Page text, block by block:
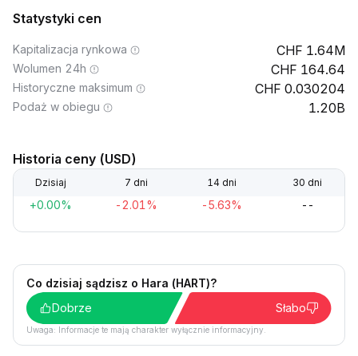
Statystyki cen
Kapitalizacja rynkowa 1.64M
Wolumen 24h 164.64
Historyczne maksimum 0.030204
Podaż w obiegu 1.20B
Historia ceny (USD)
Dzisiaj 7 dni 14 dni 30 dni
+0.00% -2.01% -5.63% --
Co dzisiaj sądzisz o Hara (HART)?
Dobrze
Słabo
Uwaga: Informacje te mają charakter wyłącznie informacyjny.